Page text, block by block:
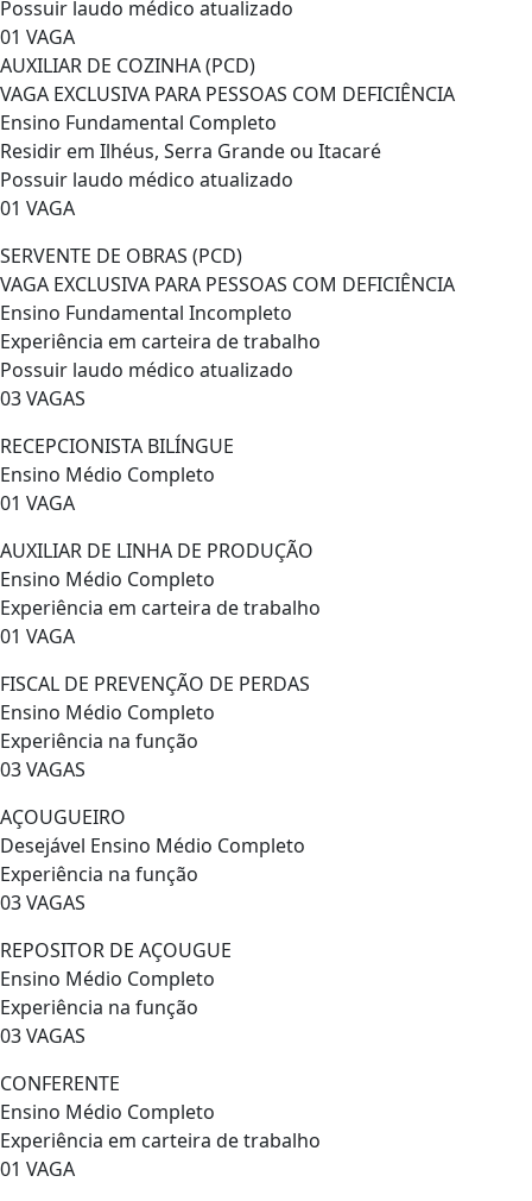
Possuir laudo médico atualizado
01 VAGA
AUXILIAR DE COZINHA (PCD)
VAGA EXCLUSIVA PARA PESSOAS COM DEFICIÊNCIA
Ensino Fundamental Completo
Residir em Ilhéus, Serra Grande ou Itacaré
Possuir laudo médico atualizado
01 VAGA
SERVENTE DE OBRAS (PCD)
VAGA EXCLUSIVA PARA PESSOAS COM DEFICIÊNCIA
Ensino Fundamental Incompleto
Experiência em carteira de trabalho
Possuir laudo médico atualizado
03 VAGAS
RECEPCIONISTA BILÍNGUE
Ensino Médio Completo
01 VAGA
AUXILIAR DE LINHA DE PRODUÇÃO
Ensino Médio Completo
Experiência em carteira de trabalho
01 VAGA
FISCAL DE PREVENÇÃO DE PERDAS
Ensino Médio Completo
Experiência na função
03 VAGAS
AÇOUGUEIRO
Desejável Ensino Médio Completo
Experiência na função
03 VAGAS
REPOSITOR DE AÇOUGUE
Ensino Médio Completo
Experiência na função
03 VAGAS
CONFERENTE
Ensino Médio Completo
Experiência em carteira de trabalho
01 VAGA